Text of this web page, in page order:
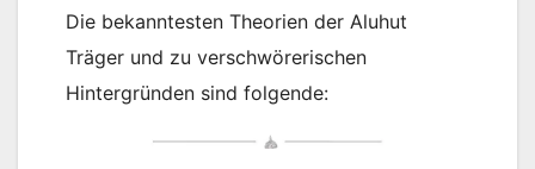
Die bekanntesten Theorien der Aluhut
Träger und zu verschwörerischen
Hintergründen sind folgende: